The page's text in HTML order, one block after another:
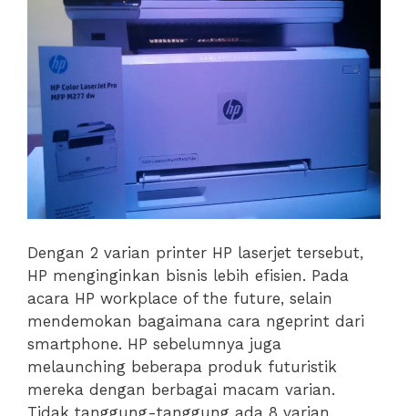
Dengan 2 varian printer HP laserjet tersebut,
HP menginginkan bisnis lebih efisien. Pada
acara HP workplace of the future, selain
mendemokan bagaimana cara ngeprint dari
smartphone. HP sebelumnya juga
melaunching beberapa produk futuristik
mereka dengan berbagai macam varian.